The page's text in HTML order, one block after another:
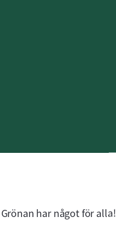
har något för alla!